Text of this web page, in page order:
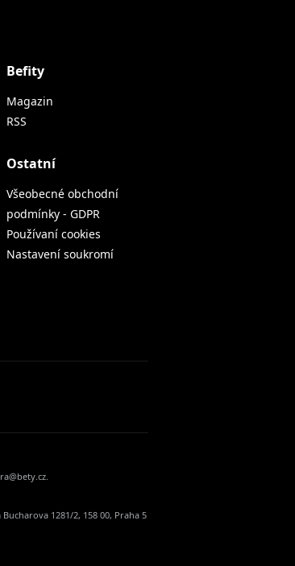
Befity
Magazin
RSS
Ostatní
Všeobecné obchodní
podmínky - GDPR
Používaní cookies
Nastavení soukromí
1281/2, 158 00, Praha 5